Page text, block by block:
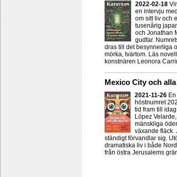
2022-02-18
en intervju
om sitt liv och
tusenårig
och Jonathan
gudfar.
dras till det besynnerliga
mörka, tvärtom. Läs
konstnären Leonora
Mexico City och
2021-11-26
höstnumret
tid fram till
López
mänskliga
växande fläck.
ständigt förvandlar sig.
dramatiska liv i både
från östra Jerusalems